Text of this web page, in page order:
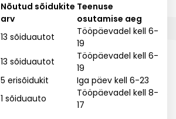
Nõutud sõidukite
arv
Teenuse
osutamise aeg
13 sõiduautot
Tööpäevadel kell 6-
19
13 sõiduautot
Tööpäevadel kell 6-
19
5 erisõidukit
Iga päev kell 6-23
1 sõiduauto
Tööpäevadel kell 8-
17